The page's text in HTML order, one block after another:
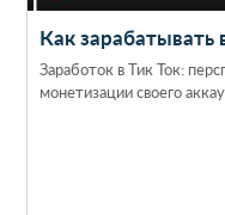
Как зарабатывать
Заработок в Тик Ток:
монетизации своего